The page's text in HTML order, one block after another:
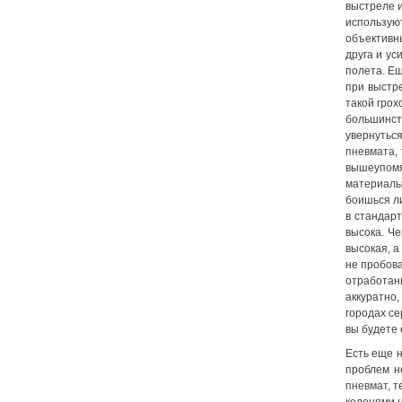
выстреле
друга и
полета.
при
такой
пневмата,
боишься
в
высока.
высокая,
не
городах
вы будете
Есть еще
проблем
пневмат,